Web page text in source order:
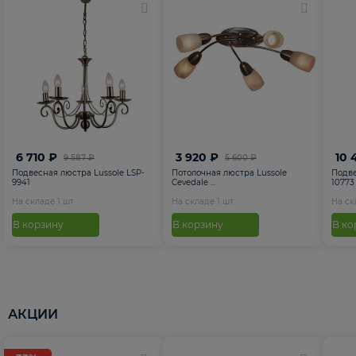
9 587 ₽
6 710 ₽
Подвесная люстра Lussole LSP-
9941
На складе 1 шт
В корзину
5 600 ₽
3 920 ₽
Потолочная люстра Lussole
Cevedale ...
На складе 1 шт
В корзину
10
10773
На
В
АКЦИИ